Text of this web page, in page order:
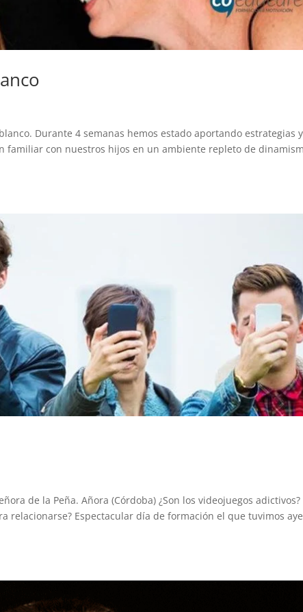
Durante 4 semanas hemos estado aportando estrategias y
familiar con nuestros hijos en un ambiente repleto de
de la Peña. Añora (Córdoba) ¿Son los videojuegos adictivos?
relacionarse? Espectacular día de formación el que tuvimos